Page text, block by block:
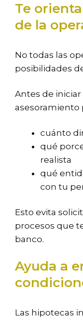
Te
de la
No todas las
posibilidades
Antes de
asesoramiento
cuánto
qué
realista
qué
con tu
Esto evita
procesos que
banco.
Ayuda a
Las hipotecas